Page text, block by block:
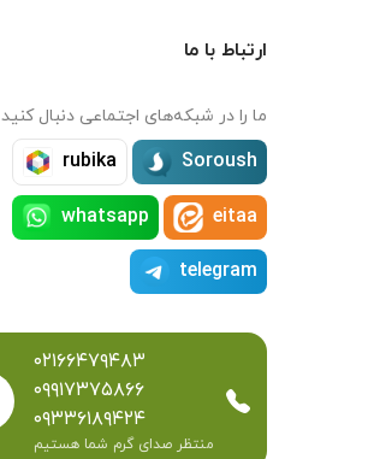
ارتباط با ما
ما را در شبکه‌های اجتماعی دنبال کنید
Soroush
rubika
eitaa
whatsapp
telegram
۰۲۱۶۶۴۷۹۴۸۳
۰۹۹۱۷۳۷۵۸۶۶
۰۹۳۳۶۱۸۹۴۲۴
منتظر صدای گرم شما هستیم